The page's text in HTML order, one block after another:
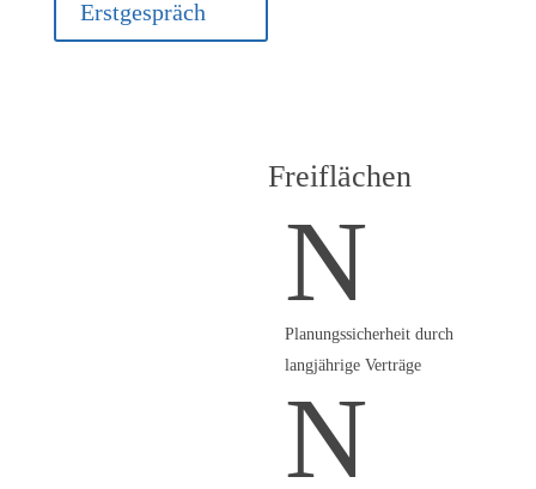
Erstgespräch
Freiflächen
N
Planungssicherheit durch
langjährige Verträge
N